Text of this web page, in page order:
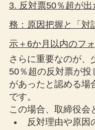
3. 反対票50％超が出
務：原因把握と「対
示＋6か月以内のフ
さらに重要なのが、
50％超の反対票が投
があったと認める場
です。
この場合、取締役会
反対理由や原因